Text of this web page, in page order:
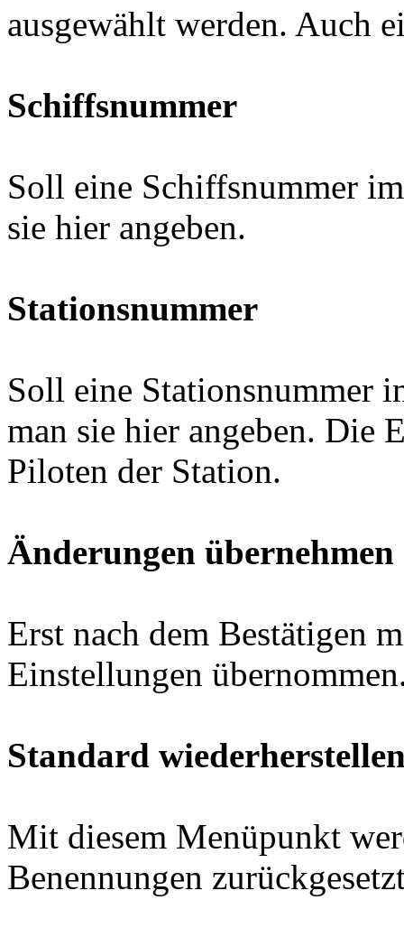
ausgewählt werden. Auch
Schiffsnummer
Soll eine Schiffsnummer
sie hier angeben.
Stationsnummer
Soll eine Stationsnummer
man sie hier angeben. Die
Piloten der Station.
Änderungen übernehmen
Erst nach dem Bestätigen
Einstellungen
Standard
Mit diesem Menüpunkt
Benennungen